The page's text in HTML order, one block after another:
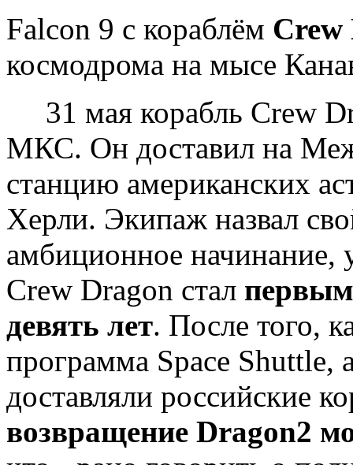
Falcon 9 с кораблём Crew
космодрома на мысе
31 мая корабль Crew
МКС. Он доставил на
станцию американских
Херли. Экипаж назвал
амбиционное
Crew Dragon стал
девять лет. После того,
программа Space
доставляли российские
возвращение Dragon2